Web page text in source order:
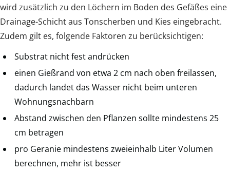
wird zusätzlich zu den Löchern im Boden des Gefäßes eine
Drainage-Schicht aus Tonscherben und Kies eingebracht.
Zudem gilt es, folgende Faktoren zu berücksichtigen:
Substrat nicht fest andrücken
einen Gießrand von etwa 2 cm nach oben freilassen,
dadurch landet das Wasser nicht beim unteren
Wohnungsnachbarn
Abstand zwischen den Pflanzen sollte mindestens 25
cm betragen
pro Geranie mindestens zweieinhalb Liter Volumen
berechnen, mehr ist besser